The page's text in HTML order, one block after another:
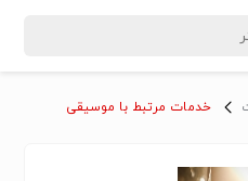
خدمات مرتبط با موسیقی